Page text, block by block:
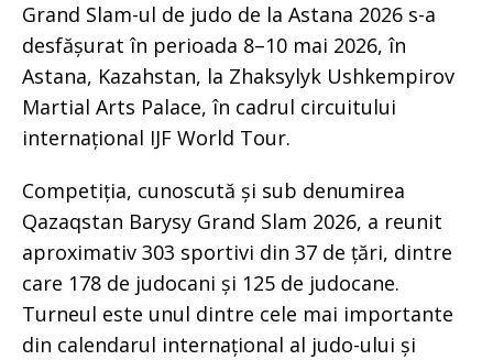
Grand Slam-ul de judo de la Astana 2026 s-a
desfășurat în perioada 8–10 mai 2026, în
Astana, Kazahstan, la Zhaksylyk Ushkempirov
Martial Arts Palace, în cadrul circuitului
internațional IJF World Tour.
Competiția, cunoscută și sub denumirea
Qazaqstan Barysy Grand Slam 2026, a reunit
aproximativ 303 sportivi din 37 de țări, dintre
care 178 de judocani și 125 de judocane.
Turneul este unul dintre cele mai importante
din calendarul internațional al judo-ului și